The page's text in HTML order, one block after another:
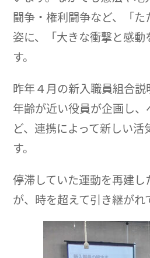
闘争・権利闘争など、「
姿に、「大きな衝撃と感
す。
昨年４月の新入職員組合
年齢が近い役員が企画し
ど、連携によって新しい活
す。
停滞していた運動を再建
が、時を超えて引き継がれ